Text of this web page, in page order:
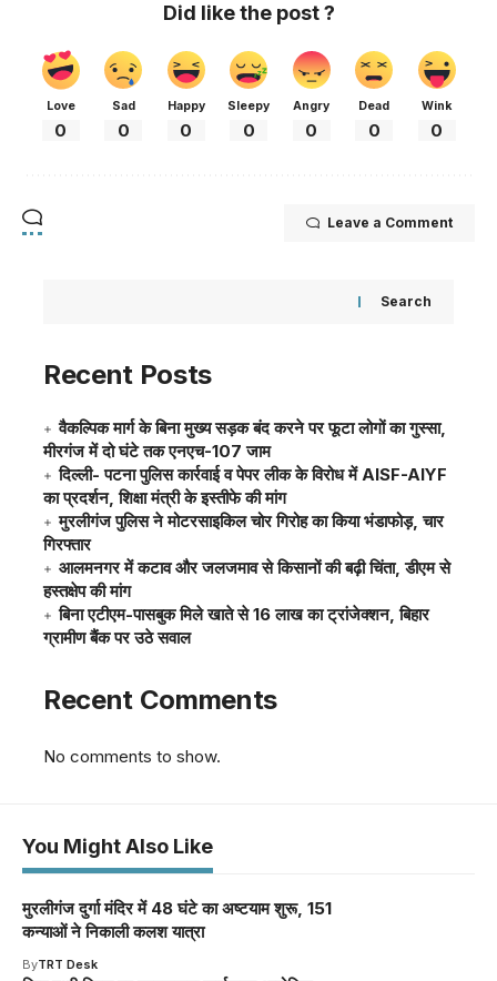
Did like the post ?
Love
0
Sad
0
Happy
0
Sleepy
0
Angry
0
Dead
0
Wink
0
Leave a Comment
Search
Recent Posts
वैकल्पिक मार्ग के बिना मुख्य सड़क बंद करने पर फूटा लोगों का गुस्सा,
मीरगंज में दो घंटे तक एनएच-107 जाम
दिल्ली- पटना पुलिस कार्रवाई व पेपर लीक के विरोध में AISF-AIYF
का प्रदर्शन, शिक्षा मंत्री के इस्तीफे की मांग
मुरलीगंज पुलिस ने मोटरसाइकिल चोर गिरोह का किया भंडाफोड़, चार
गिरफ्तार
आलमनगर में कटाव और जलजमाव से किसानों की बढ़ी चिंता, डीएम से
हस्तक्षेप की मांग
बिना एटीएम-पासबुक मिले खाते से 16 लाख का ट्रांजेक्शन, बिहार
ग्रामीण बैंक पर उठे सवाल
Recent Comments
No comments to show.
You Might Also Like
मुरलीगंज दुर्गा मंदिर में 48 घंटे का अष्टयाम शुरू, 151
कन्याओं ने निकाली कलश यात्रा
ByTRT Desk